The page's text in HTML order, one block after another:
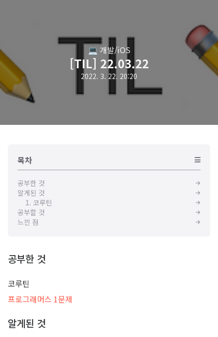
💻 개발/iOS
[TIL] 22.03.22
2022. 3. 22. 20:20
목차
공부한 것
알게된 것
1. 코루틴
공부할 것
느낀 점
공부한 것
코루틴
프로그래머스 1문제
알게된 것